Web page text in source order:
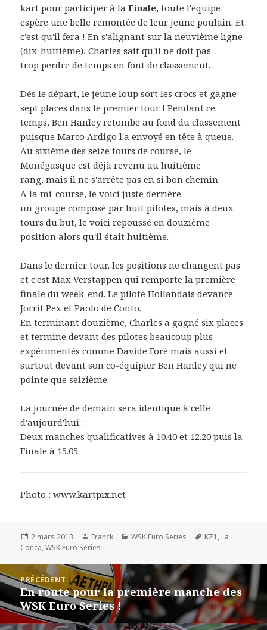
kart pour participer à laFinale, toute l'équipe
espère une belle remontée de leur jeune poulain. Et
c'est qu'il fera ! En s'alignant sur la neuvième ligne
(dix-huitième), Charles sait qu'il ne doit pas
trop perdre de temps en font de classement.
Dès le départ, le jeune loup sort les crocs et gagne
sept places dans le premier tour ! Pendant ce
temps, Ben Hanley retombe au fond du classement
puisque Marco Ardigo l'a envoyé en tête à queue.
Au sixième des seize tours de course, le
Monégasque est déjà revenu au huitième
rang, mais il ne s'arrête pas en si bon chemin.
A la mi-course, le voici juste derrière
un groupe composé par huit pilotes, mais à deux
tours du but, le voici repoussé en douzième
position alors qu'il était huitième.
Dans le dernier tour, les positions ne changent pas
et c'est Max Verstappen qui remporte la première
finale du week-end. Le pilote Hollandais devance
Jorrit Pex et Paolo de Conto.
En terminant douzième, Charles a gagné six places
et termine devant des pilotes beaucoup plus
expérimentés comme Davide Forè mais aussi et
surtout devant son co-équipier Ben Hanley qui ne
pointe que seizième.
La journée de demain sera identique à celle
d'aujourd'hui :
Deux manches qualificatives à 10.40 et 12.20 puis la
Finale à 15.05.
Photo : www.kartpix.net
Publié
le
2 mars 2013 Auteur
Franck Catégories
WSK Euro Series
Mots-
KZ1, La
Conca,WSK Euro Series
Navigation
de
l’article
PRÉCÉDENT
Article
précédent :
En route pour la première manche des
WSK Euro Series !